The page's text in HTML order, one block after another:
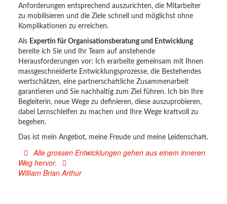
Anforderungen entsprechend auszurichten, die Mitarbeiter
zu mobilisieren und die Ziele schnell und möglichst ohne
Komplikationen zu erreichen.
Als Expertin für Organisationsberatung und Entwicklung
bereite ich Sie und Ihr Team auf anstehende
Herausforderungen vor: Ich erarbeite gemeinsam mit Ihnen
massgeschneiderte Entwicklungsprozesse, die Bestehendes
wertschätzen, eine partnerschaftliche Zusammenarbeit
garantieren und Sie nachhaltig zum Ziel führen. Ich bin Ihre
Begleiterin, neue Wege zu definieren, diese auszuprobieren,
dabei Lernschleifen zu machen und Ihre Wege kraftvoll zu
begehen.
Das ist mein Angebot, meine Freude und meine Leidenschaft.
Alle grossen Entwicklungen gehen aus einem inneren
Weg hervor.
William Brian Arthur